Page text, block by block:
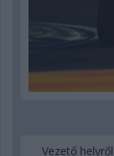
Vezető